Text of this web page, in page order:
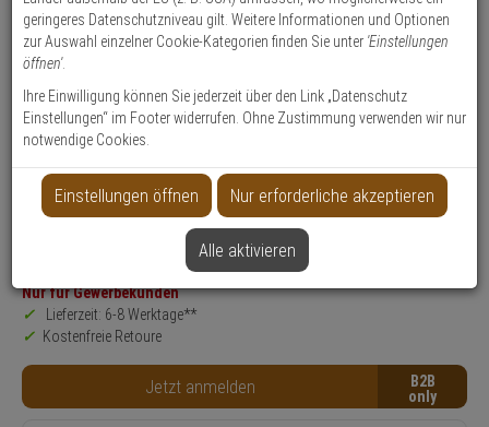
Zeichen
ein,
um
Suche
gestartet
iLOQ Werkzeug-Set
Produktmerkmale
Datenblatt drucken
Produktinformationen
Installations-Set
Einsatzbereich:Tür
Zutrittskontrolle
Nur für Gewerbekunden
Lieferzeit: 6-8 Werktage**
Kostenfreie Retoure
Jetzt anmelden B2B
geringeres Datenschutzniveau gilt. Weitere Informationen und Optionen
zur Auswahl einzelner Cookie-Kategorien finden Sie unter 'Einstellungen
öffnen'.
Ihre Einwilligung können Sie jederzeit über den Link „Datenschutz
Einstellungen“ im Footer widerrufen. Ohne Zustimmung verwenden wir nur
notwendige Cookies.
Einstellungen öffnen Nur erforderliche akzeptieren
Alle aktivieren